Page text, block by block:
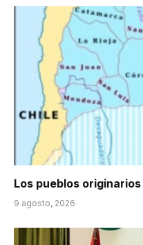
Los pueblos
9 agosto, 2026